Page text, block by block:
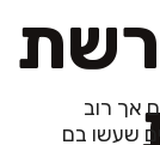
אך רוב
שעשו בם